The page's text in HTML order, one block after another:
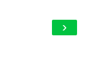
›